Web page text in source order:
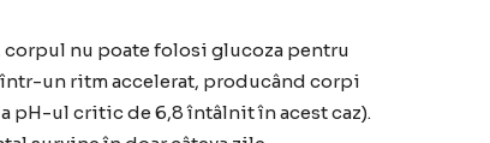
nu poate folosi glucoza pentru
un ritm accelerat, producând corpi
pH-ul critic de 6,8 întâlnit în acest caz).